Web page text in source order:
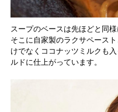
スープのベースは先ほどと同様
そこに自家製のラクサペース
けでなくココナッツミルクも
ルドに仕上がっています。